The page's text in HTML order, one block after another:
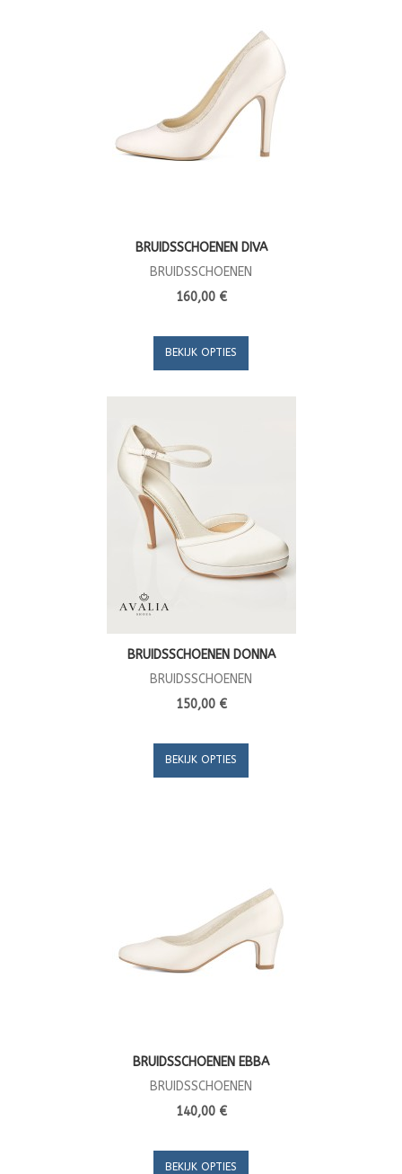
BRUIDSSCHOENEN DIVA
BRUIDSSCHOENEN
160,00 €
BEKIJK OPTIES
BRUIDSSCHOENEN DONNA
BRUIDSSCHOENEN
150,00 €
BEKIJK OPTIES
BRUIDSSCHOENEN EBBA
BRUIDSSCHOENEN
140,00 €
BEKIJK OPTIES